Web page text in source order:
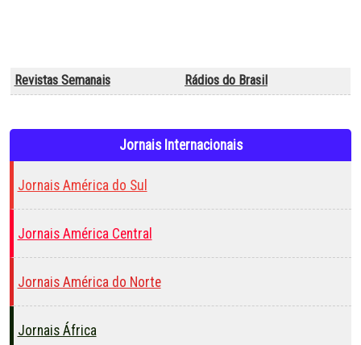
Revistas Semanais Rádios do Brasil
Jornais Internacionais
Jornais América do Sul
Jornais América Central
Jornais América do Norte
Jornais África